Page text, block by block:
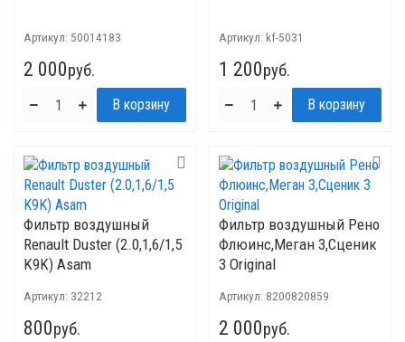
Артикул: 50014183
2 000руб.
Артикул: kf-5031
1 200руб.
Фильтр воздушный
Renault Duster (2.0,1,6/1,5
K9K) Asam
Артикул: 32212
800руб.
Фильтр воздушный Рено
Флюинс,Меган 3,Сценик
3 Original
Артикул: 8200820859
2 000руб.